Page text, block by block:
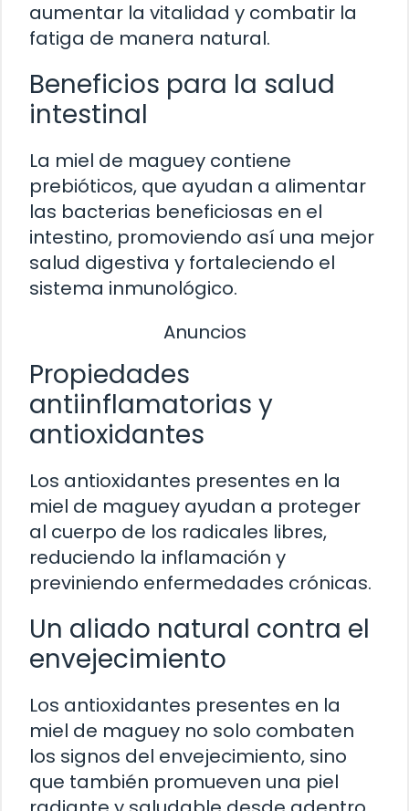
aumentar la vitalidad y combatir la
fatiga de manera natural.
Beneficios para la salud
intestinal
La miel de maguey contiene
prebióticos, que ayudan a alimentar
las bacterias beneficiosas en el
intestino, promoviendo así una mejor
salud digestiva y fortaleciendo el
sistema inmunológico.
Anuncios
Propiedades
antiinflamatorias y
antioxidantes
Los antioxidantes presentes en la
miel de maguey ayudan a proteger
al cuerpo de los radicales libres,
reduciendo la inflamación y
previniendo enfermedades crónicas.
Un aliado natural contra el
envejecimiento
Los antioxidantes presentes en la
miel de maguey no solo combaten
los signos del envejecimiento, sino
que también promueven una piel